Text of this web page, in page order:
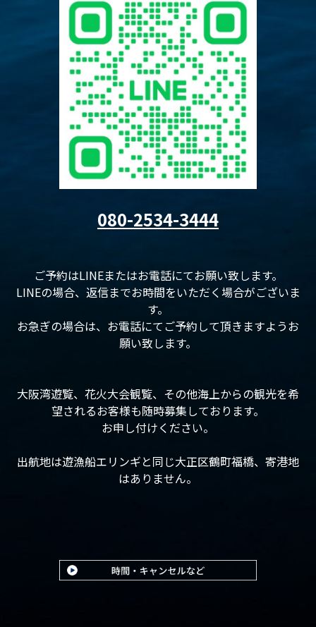
080-2534-3444
ご予約はLINEまたはお電話にてお願い致します。
LINEの場合、返信までお時間をいただく場合がございま
す。
お急ぎの場合は、お電話にてご予約して頂きますようお
願い致します。
大阪湾遊覧、花火大会観覧、その他海上からの観光を希
望されるお客様も随時募集しております。
お申し付けください。
出航地は遊漁船エリンギと同じ大正区鶴町福橋、寄港地
はありません。